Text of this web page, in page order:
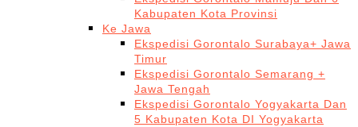
Kabupaten Kota Provinsi
Ke Jawa
Ekspedisi Gorontalo Surabaya+ Jawa
Timur
Ekspedisi Gorontalo Semarang +
Jawa Tengah
Ekspedisi Gorontalo Yogyakarta Dan
5 Kabupaten Kota DI Yogyakarta